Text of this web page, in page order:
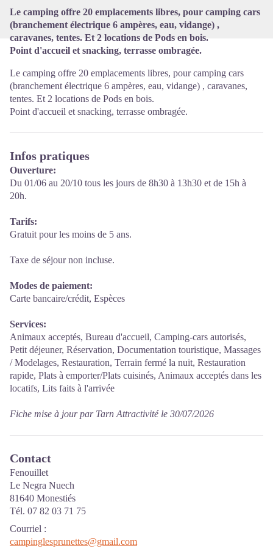
Le camping offre 20 emplacements libres, pour camping cars
(branchement électrique 6 ampères, eau, vidange) ,
caravanes, tentes. Et 2 locations de Pods en bois.
Point d'accueil et snacking, terrasse ombragée.
Le camping offre 20 emplacements libres, pour camping cars
(branchement électrique 6 ampères, eau, vidange) , caravanes,
tentes. Et 2 locations de Pods en bois.
Point d'accueil et snacking, terrasse ombragée.
Infos pratiques
Ouverture:
Du 01/06 au 20/10 tous les jours de 8h30 à 13h30 et de 15h à
20h.
Tarifs:
Gratuit pour les moins de 5 ans.
Taxe de séjour non incluse.
Modes de paiement:
Carte bancaire/crédit, Espèces
Services:
Animaux acceptés, Bureau d'accueil, Camping-cars autorisés,
Petit déjeuner, Réservation, Documentation touristique, Massages
/ Modelages, Restauration, Terrain fermé la nuit, Restauration
rapide, Plats à emporter/Plats cuisinés, Animaux acceptés dans les
locatifs, Lits faits à l'arrivée
Fiche mise à jour par Tarn Attractivité le 30/07/2026
Contact
Fenouillet
Le Negra Nuech
81640 Monestiés
Tél. 07 82 03 71 75
Courriel :
campinglesprunettes@gmail.com